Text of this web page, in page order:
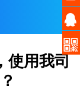
使用我司